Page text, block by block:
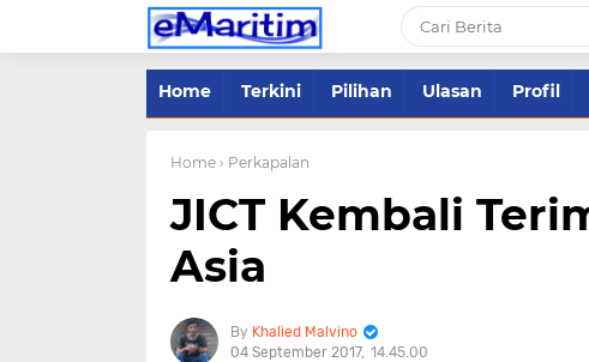
Home Terkini Pilihan Ulasan Profil
Home › Perkapalan
JICT Kembali
Asia
Khalied Malvino
04 September 2017 14.45.00